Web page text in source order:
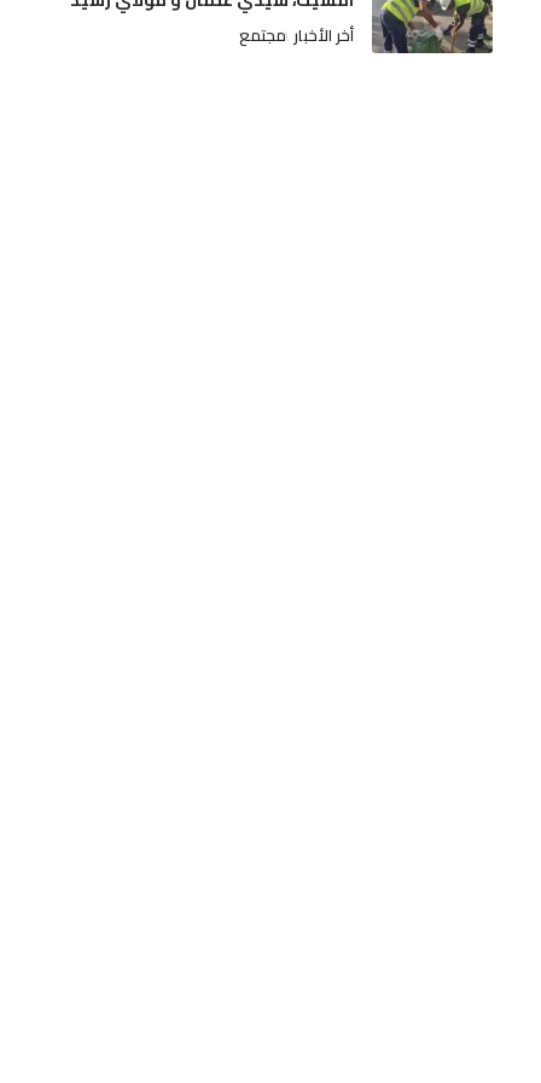
أخر الأخبار مجتمع